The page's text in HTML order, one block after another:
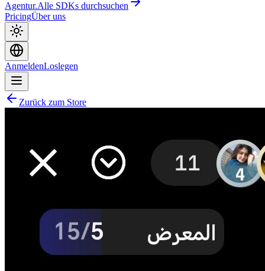
Agentur.Alle SDKs durchsuchen
PricingÜber uns
AnmeldenLoslegen
Zurück zum Store